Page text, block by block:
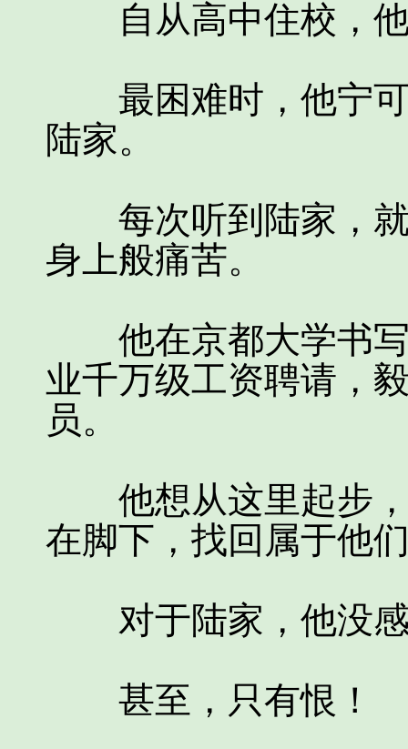
自从高中住校，他
最困难时，他宁可
陆家。
每次听到陆家，就
身上般痛苦。
他在京都大学书写
业千万级工资聘请，
员。
他想从这里起步，
在脚下，找回属于他
对于陆家，他没
甚至，只有恨！